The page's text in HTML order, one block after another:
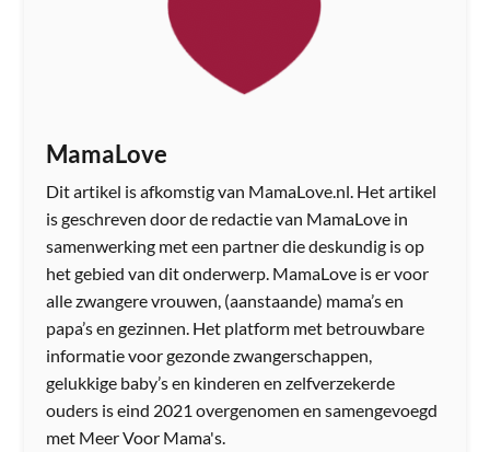
MamaLove
Dit artikel is afkomstig van MamaLove.nl. Het artikel
is geschreven door de redactie van MamaLove in
samenwerking met een partner die deskundig is op
het gebied van dit onderwerp. MamaLove is er voor
alle zwangere vrouwen, (aanstaande) mama’s en
papa’s en gezinnen. Het platform met betrouwbare
informatie voor gezonde zwangerschappen,
gelukkige baby’s en kinderen en zelfverzekerde
ouders is eind 2021 overgenomen en samengevoegd
met Meer Voor Mama's.